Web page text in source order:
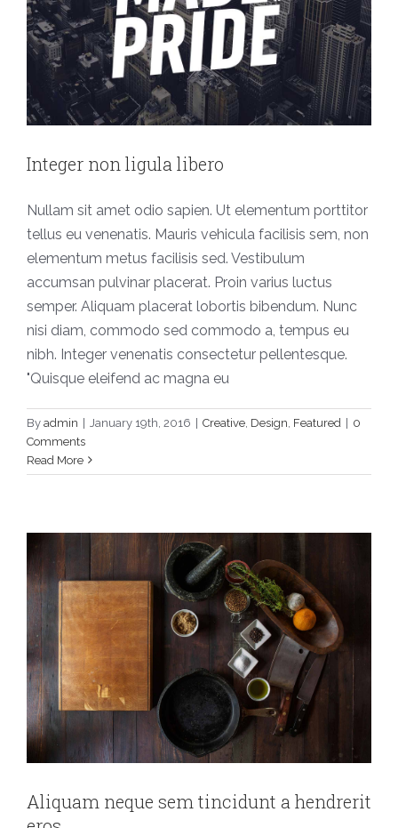
Integer non ligula libero
Nullam sit amet odio sapien. Ut elementum porttitor
tellus eu venenatis. Mauris vehicula facilisis sem, non
elementum metus facilisis sed. Vestibulum
accumsan pulvinar placerat. Proin varius luctus
semper. Aliquam placerat lobortis bibendum. Nunc
nisi diam, commodo sed commodo a, tempus eu
nibh. Integer venenatis consectetur pellentesque.
"Quisque eleifend ac magna eu
By admin January 19th, 2016 Creative Design Featured
0
Comments
Read More
Aliquam neque sem tincidunt a
Aliquam neque sem tincidunt a hendrerit